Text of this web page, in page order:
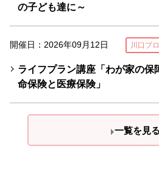
の子ども達に～
開催日：2026年09月12日 川口ブ
ライフプラン講座「わが家の保
命保険と医療保険」
一覧を見る